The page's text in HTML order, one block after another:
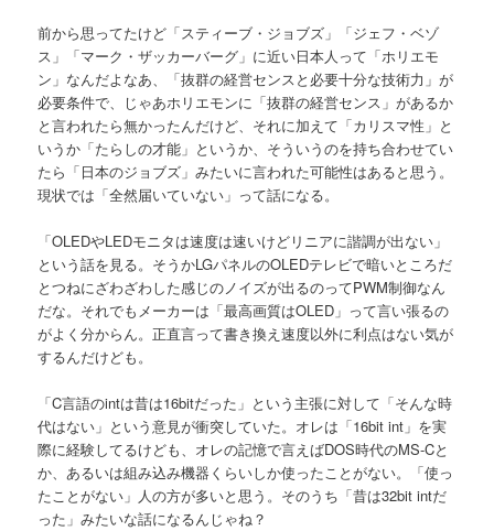
前から思ってたけど「スティーブ・ジョブズ」「ジェフ・ベゾ
ス」「マーク・ザッカーバーグ」に近い日本人って「ホリエモ
ン」なんだよなあ、「抜群の経営センスと必要十分な技術力」が
必要条件で、じゃあホリエモンに「抜群の経営センス」があるか
と言われたら無かったんだけど、それに加えて「カリスマ性」と
いうか「たらしの才能」というか、そういうのを持ち合わせてい
たら「日本のジョブズ」みたいに言われた可能性はあると思う。
現状では「全然届いていない」って話になる。
「OLEDやLEDモニタは速度は速いけどリニアに諧調が出ない」
という話を見る。そうかLGパネルのOLEDテレビで暗いところだ
とつねにざわざわした感じのノイズが出るのってPWM制御なん
だな。それでもメーカーは「最高画質はOLED」って言い張るの
がよく分からん。正直言って書き換え速度以外に利点はない気が
するんだけども。
「C言語のintは昔は16bitだった」という主張に対して「そんな時
代はない」という意見が衝突していた。オレは「16bit int」を実
際に経験してるけども、オレの記憶で言えばDOS時代のMS-Cと
か、あるいは組み込み機器くらいしか使ったことがない。「使っ
たことがない」人の方が多いと思う。そのうち「昔は32bit intだ
った」みたいな話になるんじゃね？